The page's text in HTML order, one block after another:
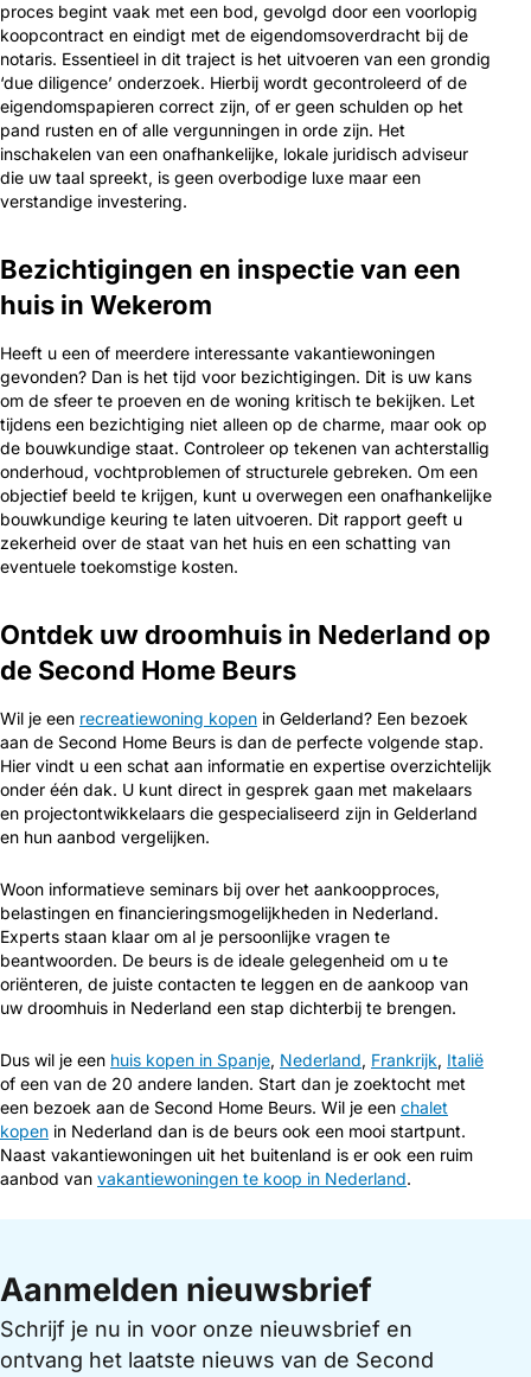
proces begint vaak met een bod, gevolgd door een voorlopig
koopcontract en eindigt met de eigendomsoverdracht bij de
notaris. Essentieel in dit traject is het uitvoeren van een grondig
‘due diligence’ onderzoek. Hierbij wordt gecontroleerd of de
eigendomspapieren correct zijn, of er geen schulden op het
pand rusten en of alle vergunningen in orde zijn. Het
inschakelen van een onafhankelijke, lokale juridisch adviseur
die uw taal spreekt, is geen overbodige luxe maar een
verstandige investering.
Bezichtigingen en inspectie van een
huis in Wekerom
Heeft u een of meerdere interessante vakantiewoningen
gevonden? Dan is het tijd voor bezichtigingen. Dit is uw kans
om de sfeer te proeven en de woning kritisch te bekijken. Let
tijdens een bezichtiging niet alleen op de charme, maar ook op
de bouwkundige staat. Controleer op tekenen van achterstallig
onderhoud, vochtproblemen of structurele gebreken. Om een
objectief beeld te krijgen, kunt u overwegen een onafhankelijke
bouwkundige keuring te laten uitvoeren. Dit rapport geeft u
zekerheid over de staat van het huis en een schatting van
eventuele toekomstige kosten.
Ontdek uw droomhuis in Nederland op
de Second Home Beurs
Wil je een recreatiewoning kopen in Gelderland? Een bezoek
aan de Second Home Beurs is dan de perfecte volgende stap.
Hier vindt u een schat aan informatie en expertise overzichtelijk
onder één dak. U kunt direct in gesprek gaan met makelaars
en projectontwikkelaars die gespecialiseerd zijn in Gelderland
en hun aanbod vergelijken.
Woon informatieve seminars bij over het aankoopproces,
belastingen en financieringsmogelijkheden in Nederland.
Experts staan klaar om al je persoonlijke vragen te
beantwoorden. De beurs is de ideale gelegenheid om u te
oriënteren, de juiste contacten te leggen en de aankoop van
uw droomhuis in Nederland een stap dichterbij te brengen.
Dus wil je een huis kopen in Spanje, Nederland, Frankrijk, Italië
of een van de 20 andere landen. Start dan je zoektocht met
een bezoek aan de Second Home Beurs. Wil je een chalet
kopen in Nederland dan is de beurs ook een mooi startpunt.
Naast vakantiewoningen uit het buitenland is er ook een ruim
aanbod van vakantiewoningen te koop in Nederland.
Aanmelden nieuwsbrief
Schrijf je nu in voor onze nieuwsbrief en
ontvang het laatste nieuws van de Second